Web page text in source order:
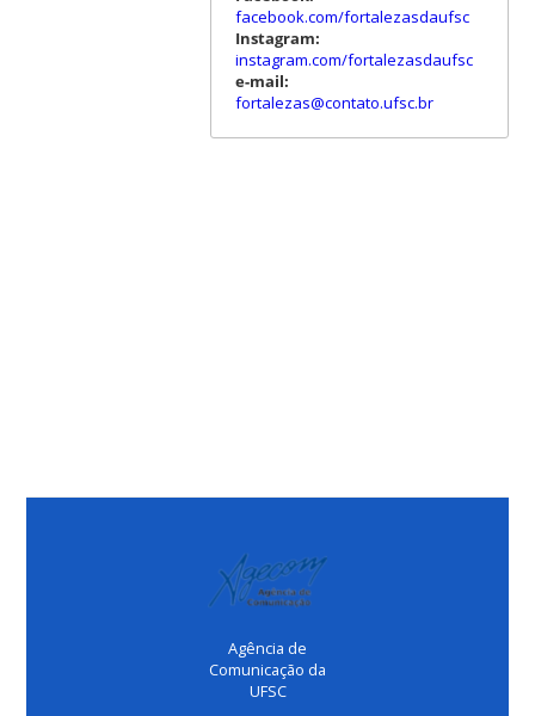
facebook.com/fortalezasdaufsc
Instagram:
instagram.com/fortalezasdaufsc
e-mail:
fortalezas@contato.ufsc.br
Agência de
Comunicação da
UFSC